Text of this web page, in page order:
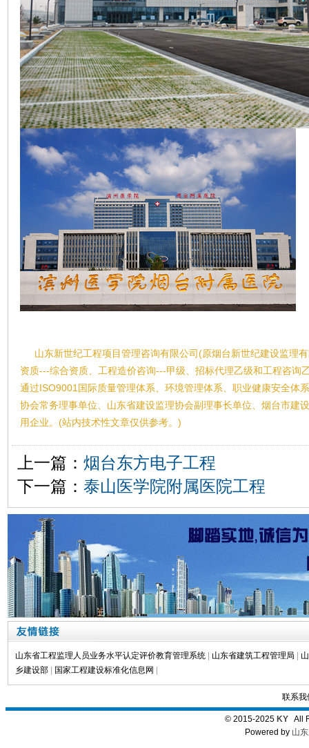
山东新世纪工程项目管理咨询有限公司(原烟台新世纪建设监理
资质---综合资质、工程造价咨询---甲级、招标代理乙级和工程咨询
通过ISO9001国际质量管理体系、环境管理体系、职业健康安全体
协会常务理事单位、山东省建设监理协会副理事长单位、烟台市建
用企业。(站内技术性文章仅供参考。)
上一篇： 烟台东方电子工程
下一篇： 泰山医学院附属医院工程
山东省工程监理人员业务水平认定评价教育管理系统 山东省建筑工程管理局
乡建设部
国家工程建设标准化信息网
联系我
© 2015-2025 KY All
Powered by 山